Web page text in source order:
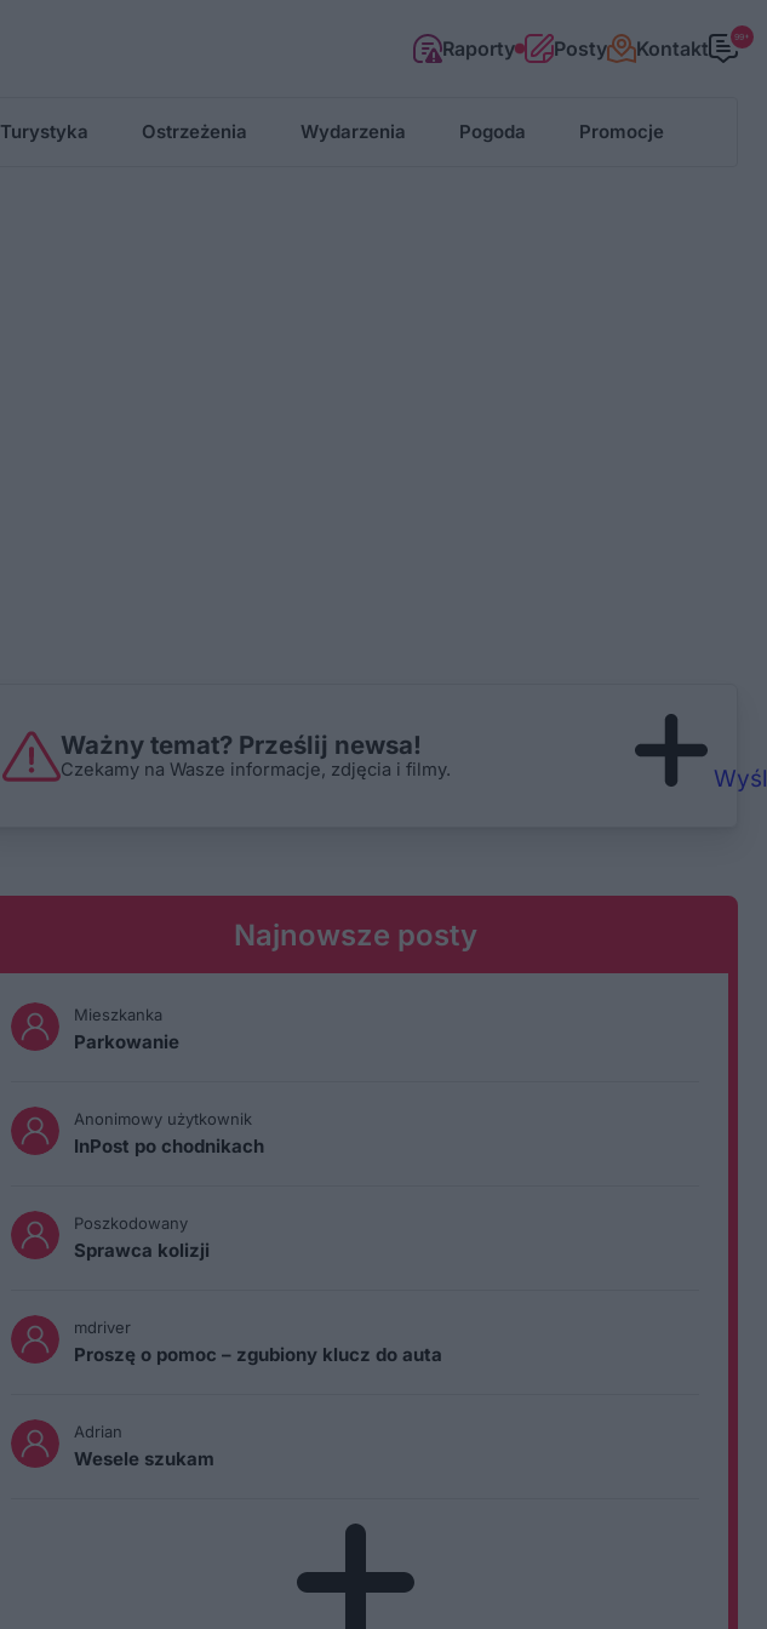
Raporty Posty Kontakt 99+
Turystyka Ostrzeżenia Wydarzenia Pogoda Promocje
Ważny temat? Prześlij newsa!
Czekamy na Wasze informacje, zdjęcia i filmy.
Najnowsze posty
Mieszkanka
Parkowanie
Anonimowy użytkownik
InPost po chodnikach
Poszkodowany
Sprawca kolizji
mdriver
Proszę o pomoc – zgubiony klucz do auta
Adrian
Wesele szukam